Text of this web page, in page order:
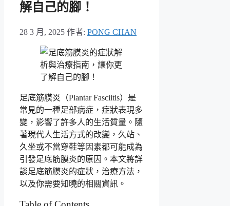
解自己的腳！
28 3 月, 2025 作者: PONG CHAN
足底筋膜炎（Plantar Fasciitis）是
常見的一種足部病症，症狀表現多
變，影響了許多人的生活質量。隨
著現代人生活方式的改變，久站、
久坐或不當穿鞋等因素都可能成為
引發足底筋膜炎的原因。本文將詳
談足底筋膜炎的症狀，治療方法，
以及你需要知曉的相關資訊。